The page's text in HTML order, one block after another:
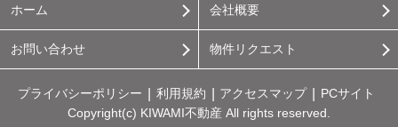
ホーム 会社概要
お問い合わせ 物件リクエスト
プライバシーポリシー 利用規約 アクセスマップ
PCサイト
Copyright(c) KIWAMI不動産 All rights reserved.